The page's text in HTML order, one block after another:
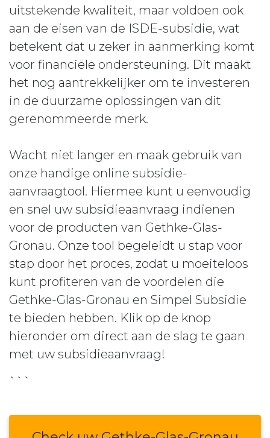
uitstekende kwaliteit, maar voldoen ook
aan de eisen van de ISDE-subsidie, wat
betekent dat u zeker in aanmerking komt
voor financiële ondersteuning. Dit maakt
het nog aantrekkelijker om te investeren
in de duurzame oplossingen van dit
gerenommeerde merk.
Wacht niet langer en maak gebruik van
onze handige online subsidie-
aanvraagtool. Hiermee kunt u eenvoudig
en snel uw subsidieaanvraag indienen
voor de producten van Gethke-Glas-
Gronau. Onze tool begeleidt u stap voor
stap door het proces, zodat u moeiteloos
kunt profiteren van de voordelen die
Gethke-Glas-Gronau en Simpel Subsidie
te bieden hebben. Klik op de knop
hieronder om direct aan de slag te gaan
met uw subsidieaanvraag!
```